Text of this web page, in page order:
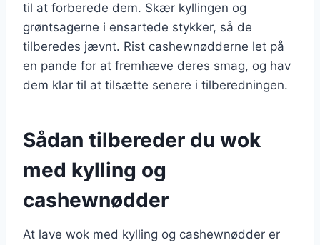
til at forberede dem. Skær kyllingen og
grøntsagerne i ensartede stykker, så de
tilberedes jævnt. Rist cashewnødderne let på
en pande for at fremhæve deres smag, og hav
dem klar til at tilsætte senere i tilberedningen.
Sådan tilbereder du wok
med kylling og
cashewnødder
At lave wok med kylling og cashewnødder er